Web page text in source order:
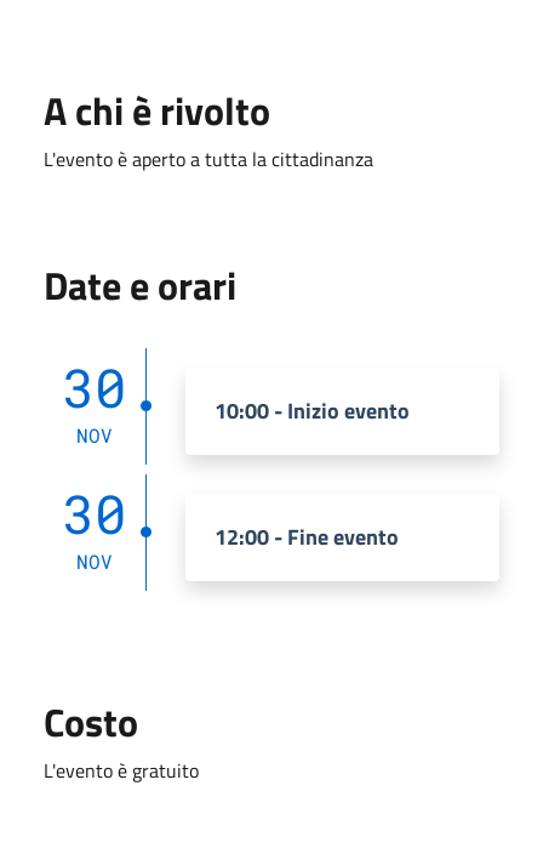
A chi è rivolto
L'evento è aperto a tutta la cittadinanza
Date e orari
30
NOV
10:00 - Inizio evento
30
NOV
12:00 - Fine evento
Costo
L'evento è gratuito